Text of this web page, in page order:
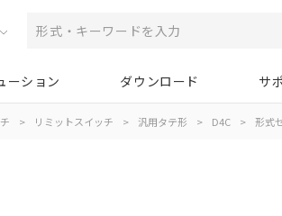
ーション ダウンロード サ
> リミットスイッチ > 汎用タテ形 > D4C > 形式